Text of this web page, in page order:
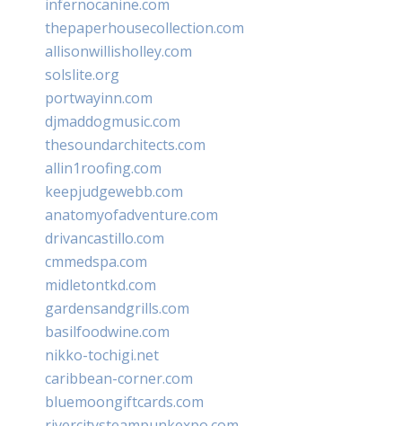
infernocanine.com
thepaperhousecollection.com
allisonwillisholley.com
solslite.org
portwayinn.com
djmaddogmusic.com
thesoundarchitects.com
allin1roofing.com
keepjudgewebb.com
anatomyofadventure.com
drivancastillo.com
cmmedspa.com
midletontkd.com
gardensandgrills.com
basilfoodwine.com
nikko-tochigi.net
caribbean-corner.com
bluemoongiftcards.com